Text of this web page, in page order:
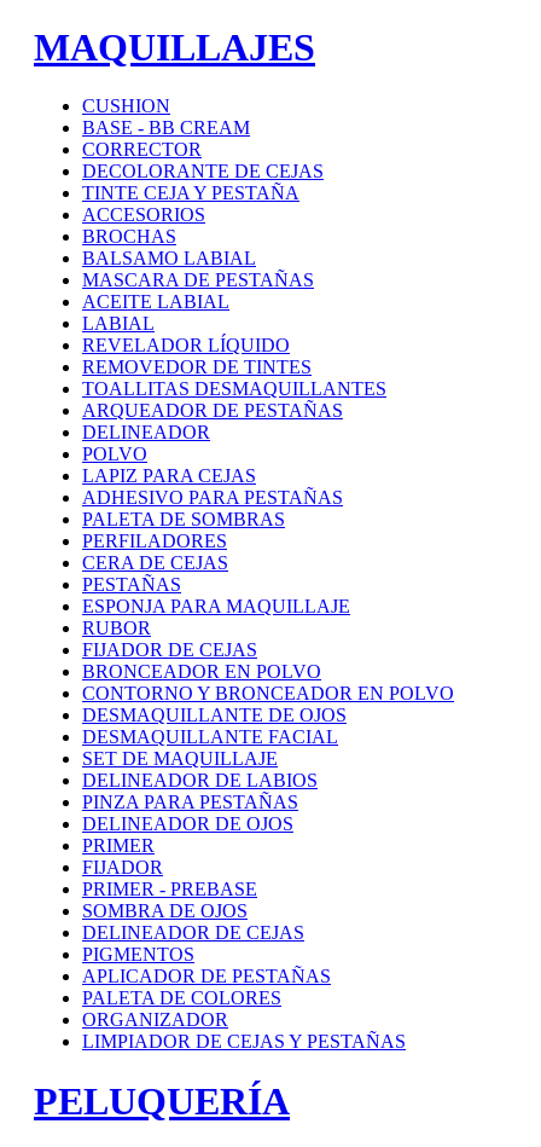
MAQUILLAJES
CUSHION
BASE - BB CREAM
CORRECTOR
DECOLORANTE DE CEJAS
TINTE CEJA Y PESTAÑA
ACCESORIOS
BROCHAS
BALSAMO LABIAL
MASCARA DE PESTAÑAS
ACEITE LABIAL
LABIAL
REVELADOR LÍQUIDO
REMOVEDOR DE TINTES
TOALLITAS DESMAQUILLANTES
ARQUEADOR DE PESTAÑAS
DELINEADOR
POLVO
LAPIZ PARA CEJAS
ADHESIVO PARA PESTAÑAS
PALETA DE SOMBRAS
PERFILADORES
CERA DE CEJAS
PESTAÑAS
ESPONJA PARA MAQUILLAJE
RUBOR
FIJADOR DE CEJAS
BRONCEADOR EN POLVO
CONTORNO Y BRONCEADOR EN POLVO
DESMAQUILLANTE DE OJOS
DESMAQUILLANTE FACIAL
SET DE MAQUILLAJE
DELINEADOR DE LABIOS
PINZA PARA PESTAÑAS
DELINEADOR DE OJOS
PRIMER
FIJADOR
PRIMER - PREBASE
SOMBRA DE OJOS
DELINEADOR DE CEJAS
PIGMENTOS
APLICADOR DE PESTAÑAS
PALETA DE COLORES
ORGANIZADOR
LIMPIADOR DE CEJAS Y PESTAÑAS
PELUQUERÍA